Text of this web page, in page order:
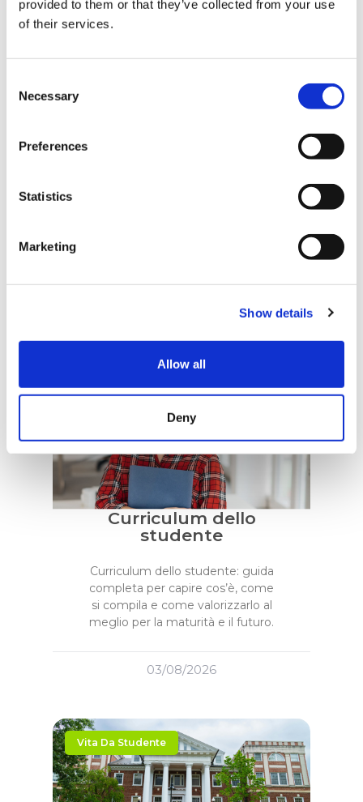
provided to them or that they’ve collected from your use
of their services.
Selection
Necessary
Preferences
Statistics
Marketing
Show details
Allow all
Deny
Scopri i programmi negli
all'estero forse ti interessa anche:
Quando iscriversi per l'anno
all’estero ti cambia la vita
Vita Da Studente
Curriculum dello
studente
Curriculum dello studente: guida
completa per capire cos’è, come
si compila e come valorizzarlo al
meglio per la maturità e il futuro.
03/08/2026
Vita Da Studente